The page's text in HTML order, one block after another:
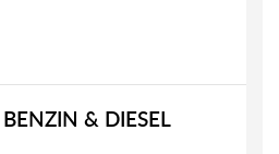
BENZIN & DIESEL